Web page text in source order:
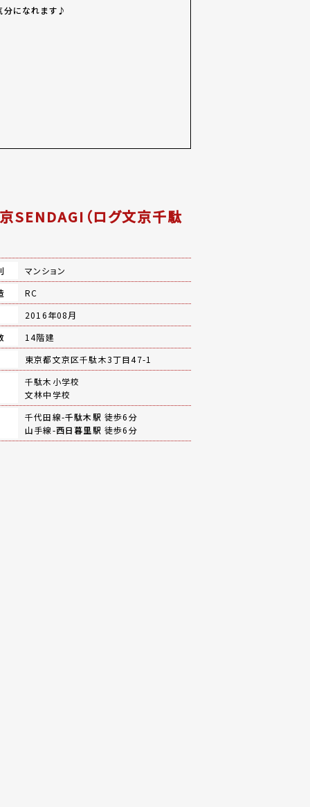
分になれます♪
SENDAGI（ログ文京千駄
マンション
RC
2016年08月
14階建
東京都文京区千駄木3丁目47-1
千駄木小学校
文林中学校
千代田線-千駄木駅 徒歩6分
山手線-西日暮里駅 徒歩6分